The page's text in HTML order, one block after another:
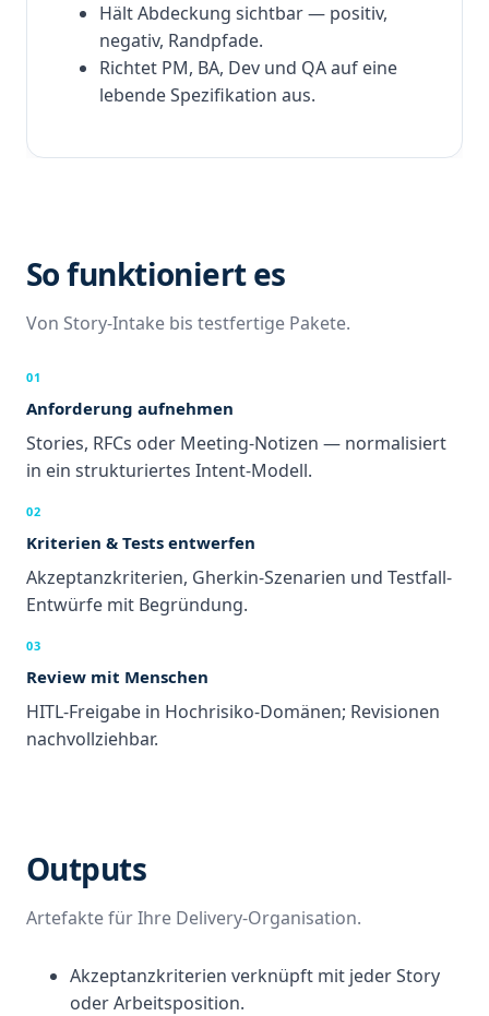
Hält Abdeckung sichtbar — positiv,
negativ, Randpfade.
Richtet PM, BA, Dev und QA auf eine
lebende Spezifikation aus.
So funktioniert es
Von Story-Intake bis testfertige Pakete.
01
Anforderung aufnehmen
Stories, RFCs oder Meeting-Notizen — normalisiert
in ein strukturiertes Intent-Modell.
02
Kriterien & Tests entwerfen
Akzeptanzkriterien, Gherkin-Szenarien und Testfall-
Entwürfe mit Begründung.
03
Review mit Menschen
HITL-Freigabe in Hochrisiko-Domänen; Revisionen
nachvollziehbar.
Outputs
Artefakte für Ihre Delivery-Organisation.
Akzeptanzkriterien verknüpft mit jeder Story
oder Arbeitsposition.